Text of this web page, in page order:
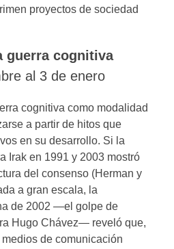
proyectos de sociedad
guerra cognitiva
al 3 de enero
cognitiva como modalidad
a partir de hitos que
en su desarrollo. Si la
Irak en 1991 y 2003 mostró
del consenso (Herman y
a gran escala, la
de 2002 —el golpe de
Hugo Chávez— reveló que,
de comunicación